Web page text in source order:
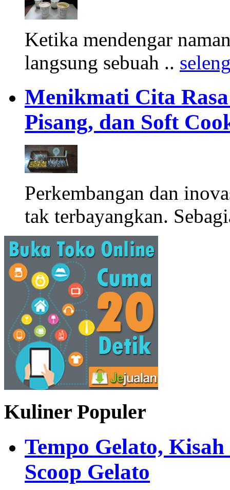
Ketika mendengar
langsung sebuah ..
Menikmati Cita
Pisang, dan Soft
Perkembangan dan
tak terbayangkan.
Kuliner Populer
Tempo Gelato,
Scoop Gelato